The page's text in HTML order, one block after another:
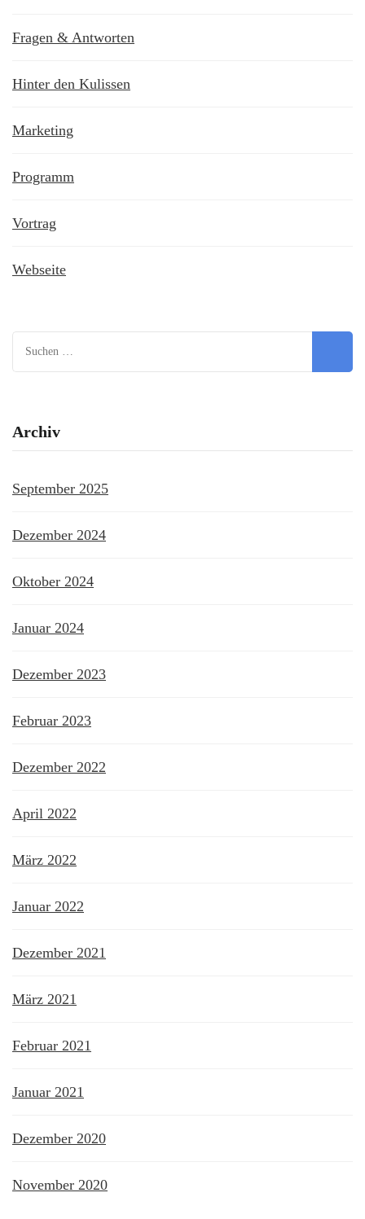
Fragen & Antworten
Hinter den Kulissen
Marketing
Programm
Vortrag
Webseite
Suchen
nach:
Archiv
September 2025
Dezember 2024
Oktober 2024
Januar 2024
Dezember 2023
Februar 2023
Dezember 2022
April 2022
März 2022
Januar 2022
Dezember 2021
März 2021
Februar 2021
Januar 2021
Dezember 2020
November 2020